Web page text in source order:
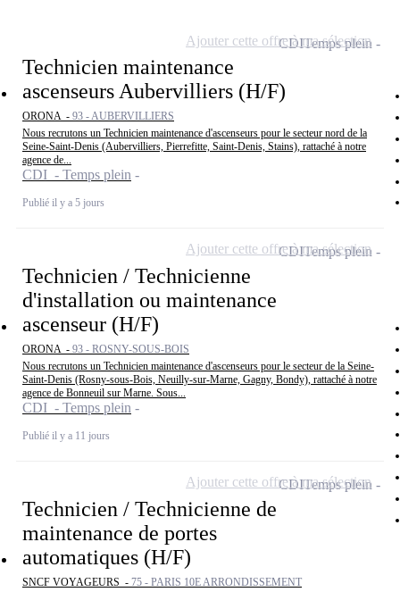
Technicien maintenance
ascenseurs Aubervilliers (H/F)
ORONA - 93 - AUBERVILLIERS
Nous recrutons un Technicien maintenance d'ascenseurs pour le secteur nord de la
Seine-Saint-Denis (Aubervilliers, Pierrefitte, Saint-Denis, Stains), rattaché à notre
agence de...
CDI - Temps plein
Publié il y a 5 jours
CDITemps plein
Ajouter cette offre à ma sélection
Technicien / Technicienne
d'installation ou maintenance
ascenseur (H/F)
ORONA - 93 - ROSNY-SOUS-BOIS
Nous recrutons un Technicien maintenance d'ascenseurs pour le secteur de la Seine-
Saint-Denis (Rosny-sous-Bois, Neuilly-sur-Marne, Gagny, Bondy), rattaché à notre
agence de Bonneuil sur Marne. Sous...
CDI - Temps plein
Publié il y a 11 jours
CDITemps plein
Ajouter cette offre à ma sélection
Technicien / Technicienne de
maintenance de portes
automatiques (H/F)
SNCF VOYAGEURS - 75 - PARIS 10E ARRONDISSEMENT
CDITemps plein
Ajouter cette offre à ma sélection